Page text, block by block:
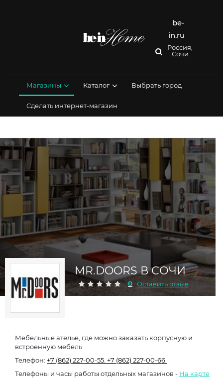
be-
in.ru
Россия,
Сочи
Магазины Каталог Выбрать город
Сделать интернет-магазин
MR.DOORS В СОЧИ
0 Оставить отзыв
Мебельные ателье, где можно заказать корпусную и
встроенную мебель
Телефон: +7 (862) 227-00-55. +7 (862) 227-00-66.
Телефоны и часы работы отдельных магазинов - На карте